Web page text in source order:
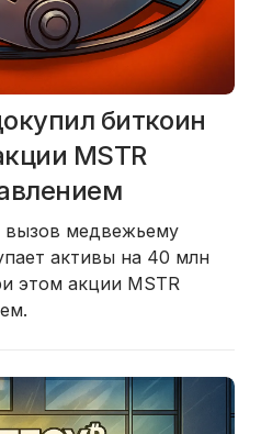
биткоин
MSTR
вызов медвежьему
активы на 40 млн
этом акции MSTR